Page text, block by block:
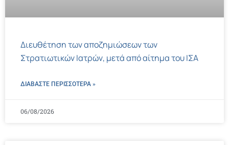
Διευθέτηση των αποζημιώσεων των
Στρατιωτικών Ιατρών, μετά από αίτημα του ΙΣΑ
ΔΙΑΒΑΣΤΕ ΠΕΡΙΣΣΌΤΕΡΑ »
06/08/2026